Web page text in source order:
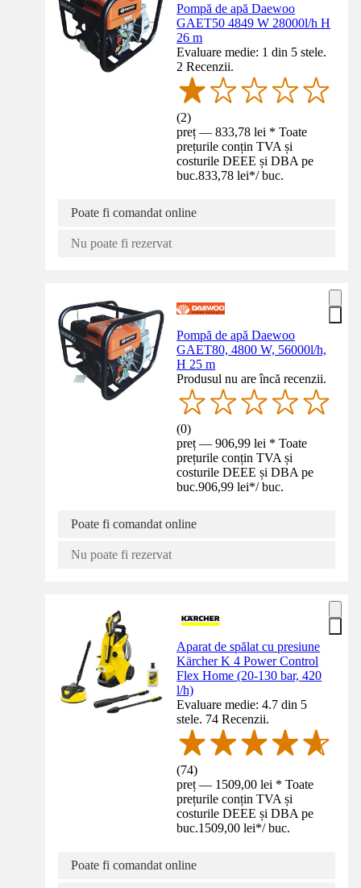
Pompă de apă Daewoo
GAET50 4849 W 28000l/h H
26 m
Evaluare medie: 1 din 5 stele.
2 Recenzii.
(2)
preț — 833,78 lei * Toate
prețurile conțin TVA și
costurile DEEE și DBA pe
buc.833,78 lei*/ buc.
Poate fi comandat online
Nu poate fi rezervat
Pompă de apă Daewoo
GAET80, 4800 W, 56000l/h,
H 25 m
Produsul nu are încă recenzii.
(0)
preț — 906,99 lei * Toate
prețurile conțin TVA și
costurile DEEE și DBA pe
buc.906,99 lei*/ buc.
Poate fi comandat online
Nu poate fi rezervat
Aparat de spălat cu presiune
Kärcher K 4 Power Control
Flex Home (20-130 bar, 420
l/h)
Evaluare medie: 4.7 din 5
stele. 74 Recenzii.
(74)
preț — 1509,00 lei * Toate
prețurile conțin TVA și
costurile DEEE și DBA pe
buc.1509,00 lei*/ buc.
Poate fi comandat online